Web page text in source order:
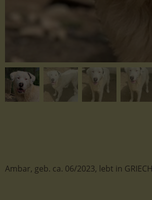
Ambar, geb. ca. 06/2023, lebt in